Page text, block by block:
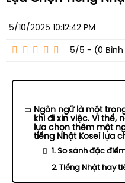
5/10/2025 10:12:42 PM
5/5 - (0
Ngôn ngữ là một
khi đi xin việc. Vì thế,
lựa chọn thêm một
tiếng Nhật Kosei lựa
1. So sánh đặc
2. Tiếng Nhật hay